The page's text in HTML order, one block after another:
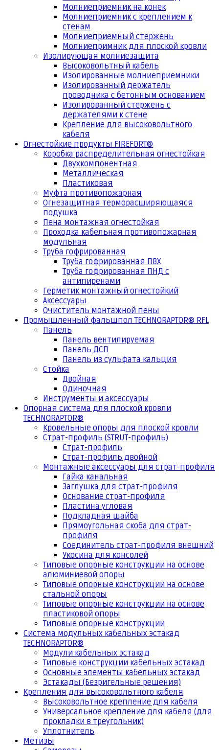
Молниеприемник на конек
Молниеприемник с креплением к
стенам
Молниеприемный стержень
Молниепримник для плоской кровли
Изолирующая молниезащита
Высоковольтный кабель
Изолированные молниеприемники
Изолированный держатель
проводника с бетонным основанием
Изолированный стержень с
держателями к стене
Крепление для высоковольтного
кабеля
Огнестойкие продукты FIREFORT®
Коробка распределительная огнестойкая
Двухкомпонентная
Металлическая
Пластиковая
Муфта противопожарная
Огнезащитная терморасширяющаяся
подушка
Пена монтажная огнестойкая
Проходка кабельная противопожарная
модульная
Труба гофрированная
Труба гофрированная ПВХ
Труба гофрированная ПНД с
антипиренами
Герметик монтажный огнестойкий
Аксессуары
Очиститель монтажной пены
Промышленный фальшпол TECHNORAPTOR® RFL
Панель
Панель вентилируемая
Панель ДСП
Панель из сульфата кальция
Стойка
Двойная
Одиночная
Инструменты и аксессуары
Опорная система для плоской кровли
TECHNORAPTOR®
Кровельные опоры для плоской кровли
Страт-профиль (STRUT-профиль)
Страт-профиль
Страт-профиль двойной
Монтажные аксессуары для страт-профиля
Гайка канальная
Заглушка для страт-профиля
Основание страт-профиля
Пластина угловая
Подкладная шайба
Прямоугольная скоба для страт-
профиля
Соединитель страт-профиля внешний
Укосина для консолей
Типовые опорные конструкции на основе
алюминиевой опоры
Типовые опорные конструкции на основе
стальной опоры
Типовые опорные конструкции на основе
пластиковой опоры
Типовые опорные конструкции
Система модульных кабельных эстакад
TECHNORAPTOR®
Модули кабельных эстакад
Типовые конструкции кабельных эстакад
Основные элементы кабельных эстакад
Эстакады (Безригельные решения)
Крепления для высоковольтного кабеля
Высоковольтное крепление для кабеля
Универсальное крепление для кабеля (для
прокладки в треугольник)
Уплотнитель
Метизы